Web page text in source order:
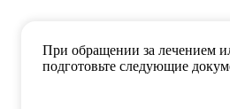
При обращении за лечением
подготовьте следующие